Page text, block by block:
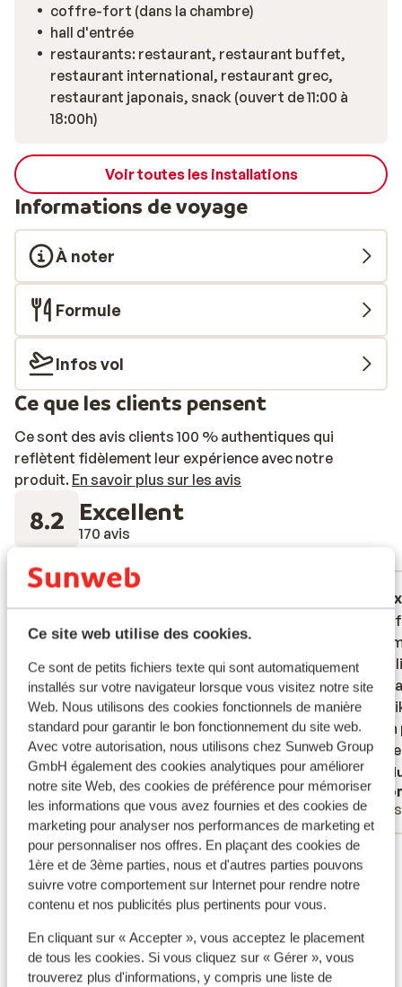
Ce site web utilise des cookies.
Ce sont de petits fichiers texte qui sont automatiquement
installés sur votre navigateur lorsque vous visitez notre site
Web. Nous utilisons des cookies fonctionnels de manière
standard pour garantir le bon fonctionnement du site web.
Avec votre autorisation, nous utilisons chez Sunweb Group
GmbH également des cookies analytiques pour améliorer
notre site Web, des cookies de préférence pour mémoriser
les informations que vous avez fournies et des cookies de
marketing pour analyser nos performances de marketing et
pour personnaliser nos offres. En plaçant des cookies de
1ère et de 3ème parties, nous et d'autres parties pouvons
suivre votre comportement sur Internet pour rendre notre
contenu et nos publicités plus pertinents pour vous.
En cliquant sur « Accepter », vous acceptez le placement
de tous les cookies. Si vous cliquez sur « Gérer », vous
trouverez plus d'informations, y compris une liste de
coffre-fort (dans la chambre)
hall d'entrée
restaurants: restaurant, restaurant buffet,
restaurant international, restaurant grec,
restaurant japonais, snack (ouvert de 11:00 à
18:00h)
Voir toutes les installations
Informations de voyage
À noter
Formule
Infos vol
Ce que les clients pensent
Ce sont des avis clients 100 % authentiques qui
reflètent fidèlement leur expérience avec notre
produit. En savoir plus sur les avis
8.2 Excellent
170 avis
fantastisk mad. Det alle bedste var det
venlige smilende og servicemindede
personale
fantastisk mad. Det alle bedste var det
venlige smilende og servicemindede
personale
Traduire en français (FR)
Marianne
Familles
gratis
noget
der er
Maden
gratis
noget
der er
Maden
Amis
Voir tous les 170 avis
Emplacement